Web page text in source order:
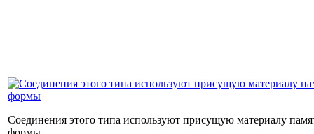
Соединения этого типа используют присущую материалу